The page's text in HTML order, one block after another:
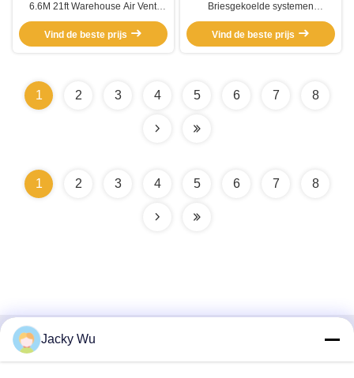
6.6M 21ft Warehouse Air Vent
Grote HVLS Fan Met Pmsm Motor
Vind de beste prijs
Briesgekoelde systemen
Industrieel formaat Buitengrote
HVLS-ventilatoren
Vind de beste prijs
1 2 3 4 5 6 7 8
1 2 3 4 5 6 7 8
Snel contact
Jacky Wu